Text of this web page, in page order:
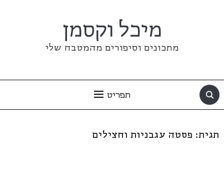
מיכל וקסמן
מתכונים וסיפורים מהמטבח שלי
תפריט
תגית: פסטה עגבניות וחצילים